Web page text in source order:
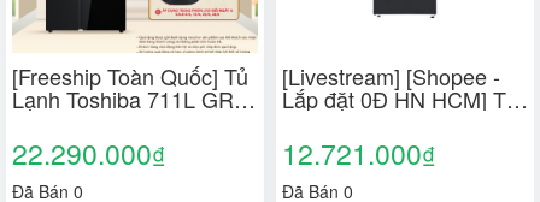
[Freeship Toàn Quốc] Tủ
Lạnh Toshiba 711L GR-
RS905WIA-PGV(22)
Dung Tích Lớn - Giải
Pháp Lưu Trữ Tối Ưu -
Sang Trọng
22.290.000₫
Đã Bán 0
[Livestream] [Shopee -
Lắp đặt 0Đ HN HCM] Tủ
Lạnh Samsung Inverter
382 Lít
RT38CG6584B1SV
12.721.000₫
Đã Bán 0